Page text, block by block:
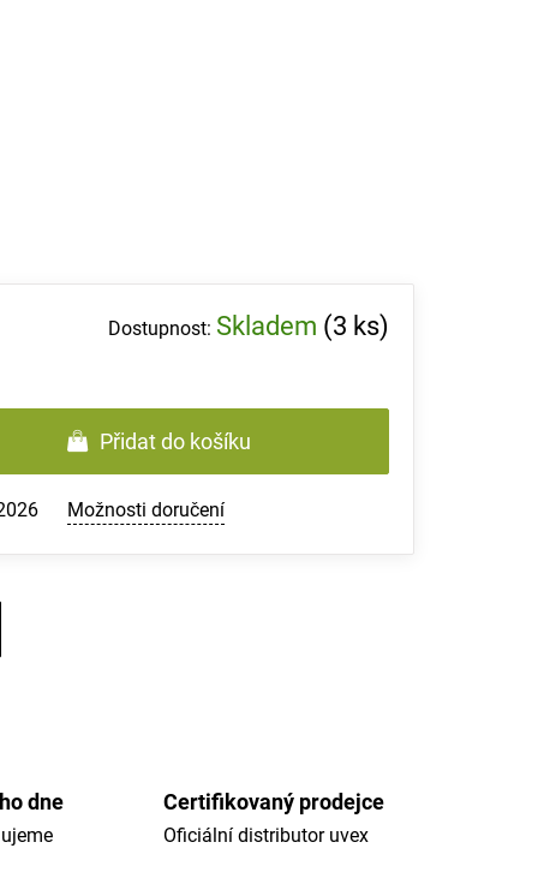
Skladem (3 ks)
Přidat do košíku
Možnosti doručení
dne Certifikovaný prodejce
Oficiální distributor uvex